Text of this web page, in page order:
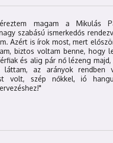
magam a Mikulás
szabású ismerkedős
Azért is írok most, mert
biztos voltam benne, hogy
és alig pár nő lézeng majd,
láttam, az arányok rendben
volt, szép nőkkel, ió